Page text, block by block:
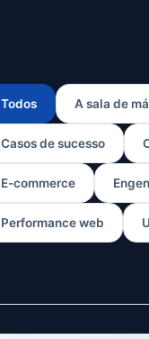
Todos A sala de
Casos de sucesso
E-commerce
Performance web